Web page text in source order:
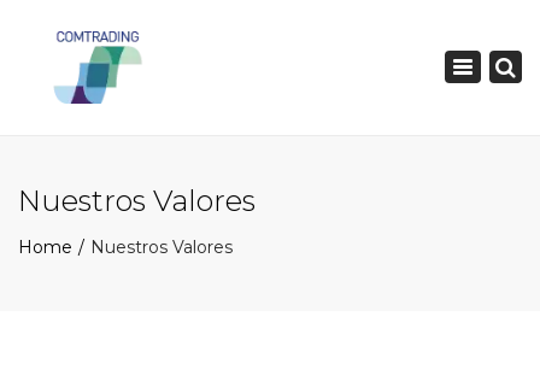
Toggle
Nuestros Valores
Home Nuestros Valores